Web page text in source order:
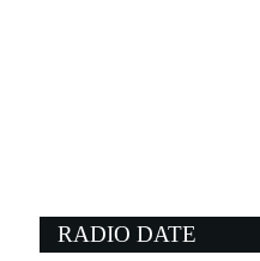
19:40:53
RADIO DATE